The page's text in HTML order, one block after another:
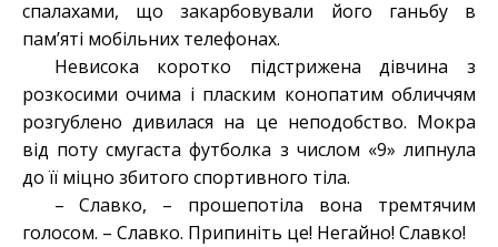
спалахами, що закарбовували його ганьбу в
пам’яті мобільних телефонах.
Невисока коротко підстрижена дівчина з
розкосими очима і пласким конопатим обличчям
розгублено дивилася на це неподобство. Мокра
від поту смугаста футболка з числом «9» липнула
до її міцно збитого спортивного тіла.
– Славко, – прошепотіла вона тремтячим
голосом. – Славко. Припиніть це! Негайно! Славко!